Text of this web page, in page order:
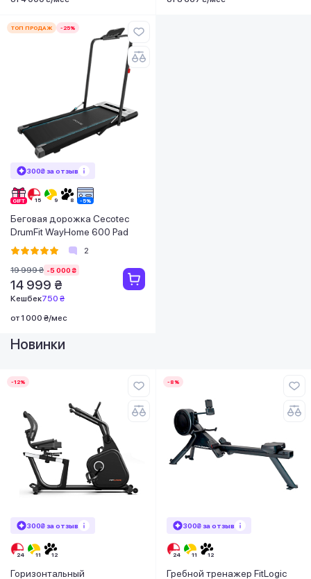
ТОП ПРОДАЖ -25%
300₴ за отзыв
Беговая дорожка Cecotec
DrumFit WayHome 600 Pad
2
19 999 ₴ -5 000 ₴
14 999 ₴
Кешбек750 ₴
от 1 000 ₴/мес
Новинки
-12%
300₴ за отзыв
Горизонтальный
-8%
300₴ за отзыв
Гребной тренажер FitLogic